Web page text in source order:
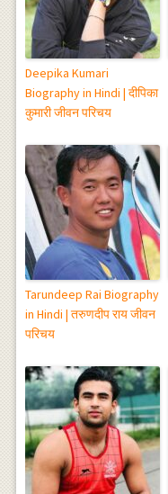
Deepika Kumari
Biography in Hindi | दीपिका
कुमारी जीवन परिचय
Tarundeep Rai Biography
in Hindi | तरुणदीप राय जीवन
परिचय